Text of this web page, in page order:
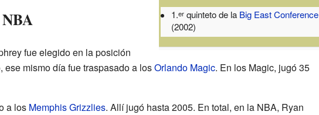
1.er quinteto de la Big East Conference
(2002)
fue elegido en la posición
ese mismo día fue traspasado a losOrlando Magic. En los Magic, jugó 35
a los Memphis Grizzlies. Allí jugó hasta 2005. En total, en la NBA, Ryan